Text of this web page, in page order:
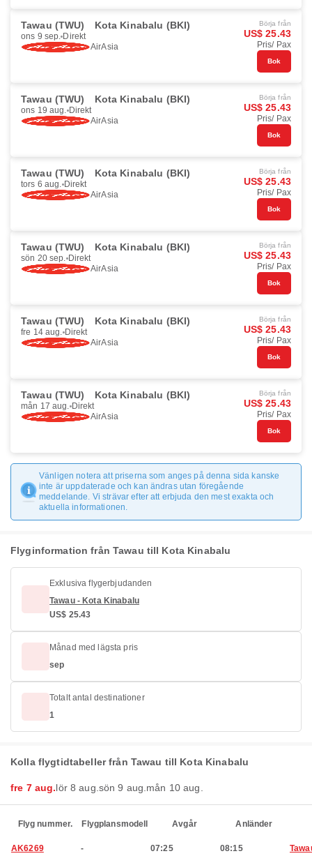
Tawau (TWU) Kota Kinabalu (BKI)
ons 9 sep. Direkt
AirAsia
Börja från
US$ 25.43
Pris/ Pax
Bok
Tawau (TWU) Kota Kinabalu (BKI)
ons 19 aug. Direkt
AirAsia
Börja från
US$ 25.43
Pris/ Pax
Bok
Tawau (TWU) Kota Kinabalu (BKI)
tors 6 aug. Direkt
AirAsia
Börja från
US$ 25.43
Pris/ Pax
Bok
Tawau (TWU) Kota Kinabalu (BKI)
sön 20 sep. Direkt
AirAsia
Börja från
US$ 25.43
Pris/ Pax
Bok
Tawau (TWU) Kota Kinabalu (BKI)
fre 14 aug. Direkt
AirAsia
Börja från
US$ 25.43
Pris/ Pax
Bok
Tawau (TWU) Kota Kinabalu (BKI)
mån 17 aug. Direkt
AirAsia
Börja från
US$ 25.43
Pris/ Pax
Bok
Vänligen notera att priserna som anges på denna sida kanske
inte är uppdaterade och kan ändras utan föregående
meddelande. Vi strävar efter att erbjuda den mest exakta och
aktuella informationen.
Flyginformation från Tawau till Kota Kinabalu
Exklusiva flygerbjudanden
Tawau - Kota Kinabalu
US$ 25.43
Månad med lägsta pris
sep
Totalt antal destinationer
1
Kolla flygtidtabeller från Tawau till Kota Kinabalu
fre 7 aug.lör 8 aug. sön 9 aug. mån 10 aug.
Flyg nummer. Flygplansmodell Avgår Anländer
AK6269 - 07:25 08:15